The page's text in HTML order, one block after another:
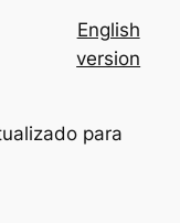
English
version
para